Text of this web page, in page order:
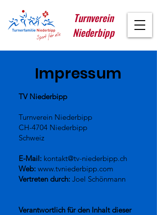
Turnverein
Niederbipp
Impressum
TV Niederbipp
Turnverein Niederbipp
CH-4704 Niederbipp
Schweiz
E-Mail: kontakt@tv-niederbipp.ch
Web: www.tvniederbipp.com
Vertreten durch: Joel Schönmann
Verantwortlich für den Inhalt dieser